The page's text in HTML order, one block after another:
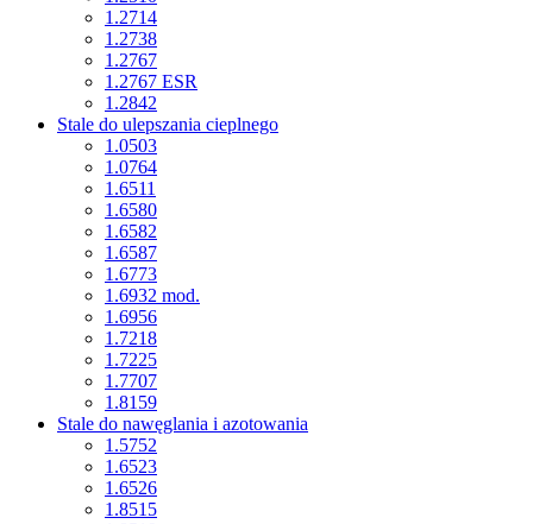
1.2714
1.2738
1.2767
1.2767 ESR
1.2842
Stale do ulepszania cieplnego
1.0503
1.0764
1.6511
1.6580
1.6582
1.6587
1.6773
1.6932 mod.
1.6956
1.7218
1.7225
1.7707
1.8159
Stale do nawęglania i azotowania
1.5752
1.6523
1.6526
1.8515